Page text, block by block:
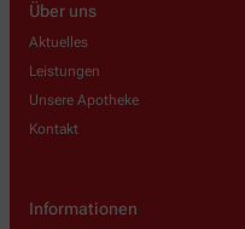
Über uns
Aktuelles
Leistungen
Unsere Apotheke
Kontakt
Informationen